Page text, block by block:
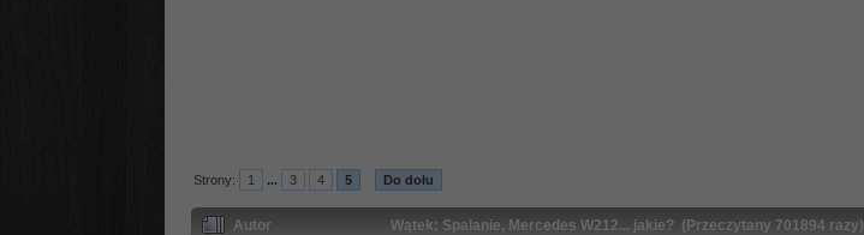
Strony: 1 ... 3 4 5 Do dołu
Autor Wątek: Spalanie, Mercedes W212... jakie? (Przeczytany 701894 razy)